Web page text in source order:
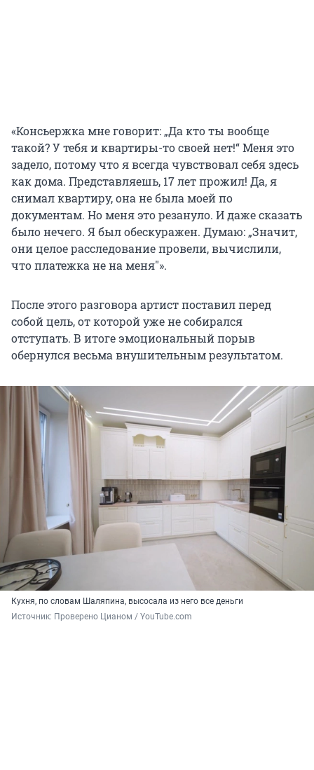
«Консьержка мне говорит: „Да кто ты вообще
такой? У тебя и квартиры-то своей нет!“ Меня это
задело, потому что я всегда чувствовал себя здесь
как дома. Представляешь, 17 лет прожил! Да, я
снимал квартиру, она не была моей по
документам. Но меня это резануло. И даже сказать
было нечего. Я был обескуражен. Думаю: „Значит,
они целое расследование провели, вычислили,
что платежка не на меня"».
После этого разговора артист поставил перед
собой цель, от которой уже не собирался
отступать. В итоге эмоциональный порыв
обернулся весьма внушительным результатом.
Кухня, по словам Шаляпина, высосала из него все деньги
Источник: Проверено Цианом / YouTube.com